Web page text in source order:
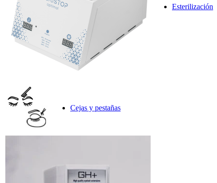
Esterilización
Cejas y pestañas